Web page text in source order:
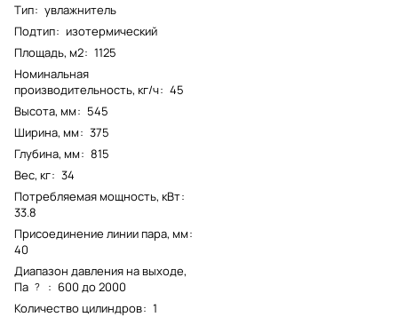
Тип: увлажнитель
Подтип: изотермический
Площадь, м2: 1125
Номинальная
производительность, кг/ч: 45
Высота, мм: 545
Ширина, мм: 375
Глубина, мм: 815
Вес, кг: 34
Потребляемая мощность, кВт:
33.8
Присоединение линии пара, мм:
40
Диапазон давления на выходе,
Па ? : 600 до 2000
Количество цилиндров: 1